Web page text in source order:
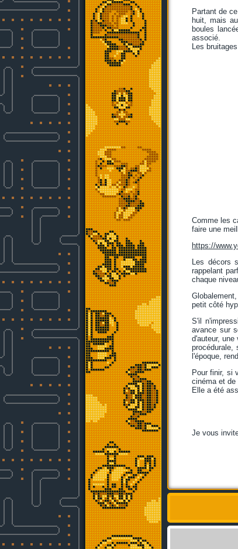
Partant de
huit, mais
boules
associé.
Les
Comme les
faire une
https://
Les décors
rappelant
chaque
petit côté
S'il
avance sur
d'auteur,
l'époque,
Pour finir, si
cinéma et de
Elle a été
Je vous